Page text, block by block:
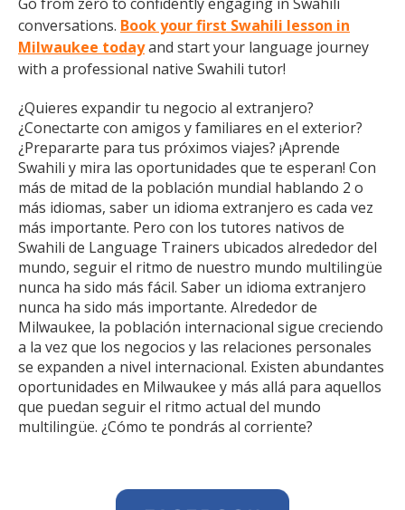
conversations. Book your first Swahili lesson in
Milwaukee todayand start your language journey
with a professional native Swahili tutor!
¿Quieres expandir tu negocio al extranjero?
¿Conectarte con amigos y familiares en el exterior?
¿Prepararte para tus próximos viajes? ¡Aprende
Swahili y mira las oportunidades que te esperan! Con
más de mitad de la población mundial hablando 2 o
más idiomas, saber un idioma extranjero es cada vez
más importante. Pero con los tutores nativos de
Swahili de Language Trainers ubicados alrededor del
mundo, seguir el ritmo de nuestro mundo multilingüe
nunca ha sido más fácil. Saber un idioma extranjero
nunca ha sido más importante. Alrededor de
Milwaukee, la población internacional sigue creciendo
a la vez que los negocios y las relaciones personales
se expanden a nivel internacional. Existen abundantes
oportunidades en Milwaukee y más allá para aquellos
que puedan seguir el ritmo actual del mundo
multilingüe. ¿Cómo te pondrás al corriente?